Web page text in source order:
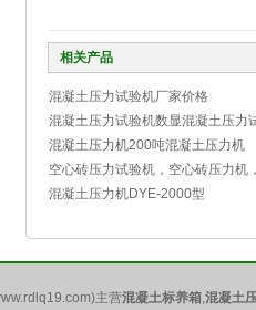
相关产品
混凝土压力试验机厂家价格
混凝土压力试验机数显混凝土压力
混凝土压力机200吨混凝土压力机
空心砖压力试验机，空心砖压力机
混凝土压力机DYE-2000型
主营混凝土标养箱,混凝土